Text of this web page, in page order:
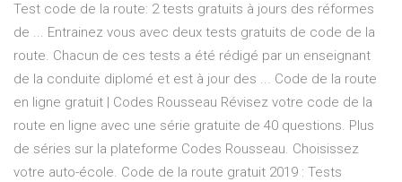
Test code de la route: 2 tests gratuits à jours des réformes
de ... Entrainez vous avec deux tests gratuits de code de la
route. Chacun de ces tests a été rédigé par un enseignant
de la conduite diplomé et est à jour des ... Code de la route
en ligne gratuit | Codes Rousseau Révisez votre code de la
route en ligne avec une série gratuite de 40 questions. Plus
de séries sur la plateforme Codes Rousseau. Choisissez
votre auto-école. Code de la route gratuit 2019 : Tests